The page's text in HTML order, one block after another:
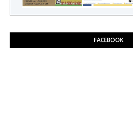
FACEBOOK